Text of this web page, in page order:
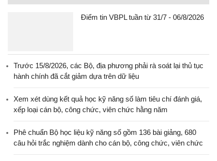
Điểm tin VBPL tuần từ 31/7 - 06/8/2026
Trước 15/8/2026, các Bộ, địa phương phải rà soát lại thủ tục
hành chính đã cắt giảm dựa trên dữ liệu
Xem xét dùng kết quả học kỹ năng số làm tiêu chí đánh giá,
xếp loại cán bộ, công chức, viên chức hằng năm
Phê chuẩn Bộ học liệu kỹ năng số gồm 136 bài giảng, 680
câu hỏi trắc nghiệm dành cho cán bộ, công chức, viên chức